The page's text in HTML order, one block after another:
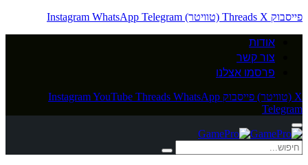
פייסבוק
Threads X (טוויטר) Instagram WhatsApp Telegram
אודות
צור קשר
פרסמו אצלנו
X (טוויטר) פייסבוק InstagramYouTube Threads WhatsApp
Telegram